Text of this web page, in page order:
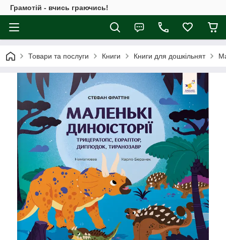
Грамотій - вчись граючись!
Товари та послуги Книги Книги для дошкільнят